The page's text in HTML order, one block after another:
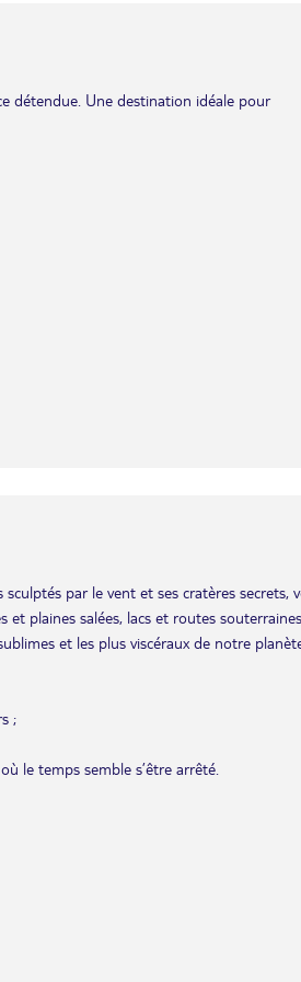
détendue. Une destination idéale pour
sculptés par le vent et ses cratères secrets,
plaines salées, lacs et routes souterraines…
et les plus viscéraux de notre
;
le temps semble s’être arrêté.